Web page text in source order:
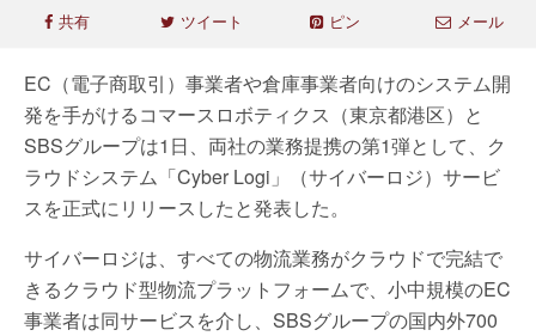
共有 ツイート ピン メール
EC（電子商取引）事業者や倉庫事業者向けのシステム開
発を手がけるコマースロボティクス（東京都港区）と
SBSグループは1日、両社の業務提携の第1弾として、ク
ラウドシステム「Cyber Logi」（サイバーロジ）サービ
スを正式にリリースしたと発表した。
サイバーロジは、すべての物流業務がクラウドで完結で
きるクラウド型物流プラットフォームで、小中規模のEC
事業者は同サービスを介し、SBSグループの国内外700